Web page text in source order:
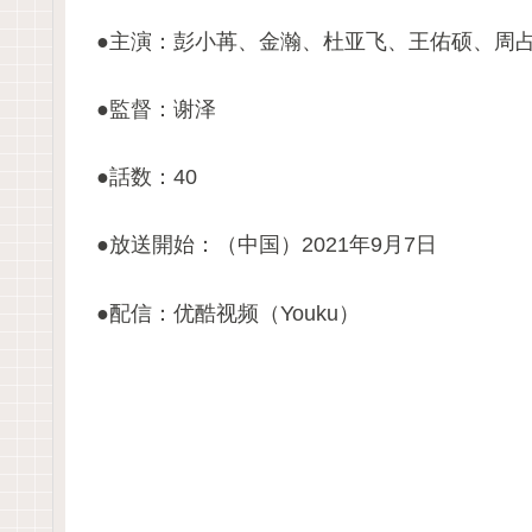
●主演：彭小苒、金瀚、杜亚飞、王佑硕、周
●監督：谢泽
●話数：40
●放送開始：（中国）2021年9月7日
●配信：优酷视频（Youku）